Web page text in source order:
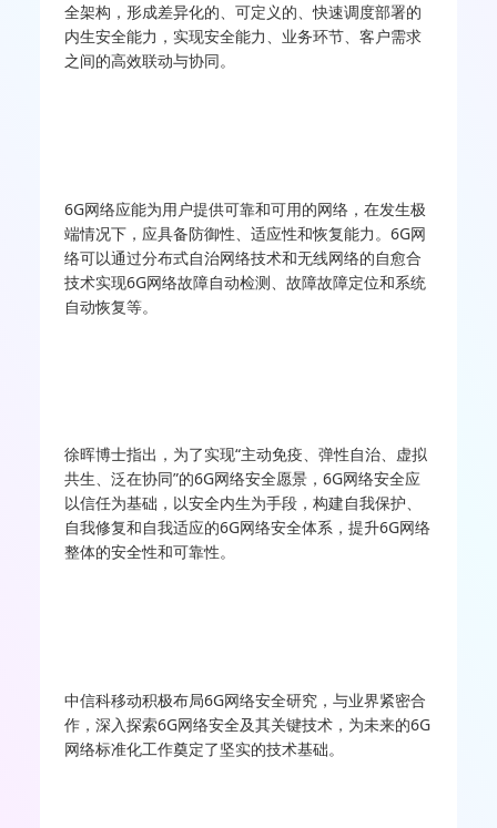
全架构，形成差异化的、可定义的、快速调度部署的
内生安全能力，实现安全能力、业务环节、客户需求
之间的高效联动与协同。
6G网络应能为用户提供可靠和可用的网络，在发生极
端情况下，应具备防御性、适应性和恢复能力。6G网
络可以通过分布式自治网络技术和无线网络的自愈合
技术实现6G网络故障自动检测、故障故障定位和系统
自动恢复等。
徐晖博士指出，为了实现“主动免疫、弹性自治、虚拟
共生、泛在协同”的6G网络安全愿景，6G网络安全应
以信任为基础，以安全内生为手段，构建自我保护、
自我修复和自我适应的6G网络安全体系，提升6G网络
整体的安全性和可靠性。
中信科移动积极布局6G网络安全研究，与业界紧密合
作，深入探索6G网络安全及其关键技术，为未来的6G
网络标准化工作奠定了坚实的技术基础。